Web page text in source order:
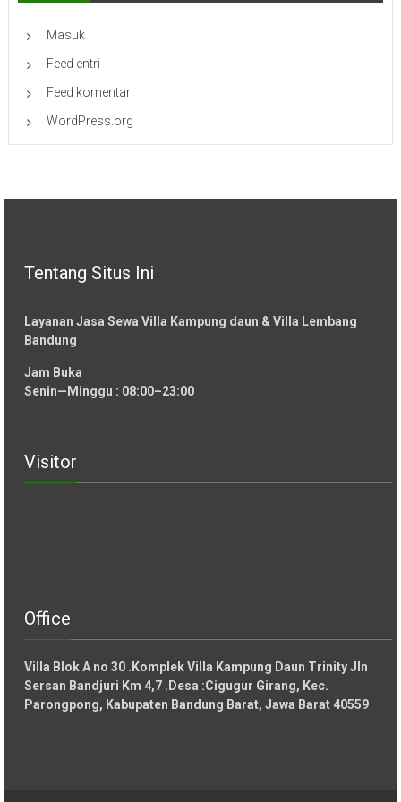
Masuk
Feed entri
Feed komentar
WordPress.org
Tentang Situs Ini
Layanan Jasa Sewa Villa Kampung daun & Villa Lembang
Bandung
Jam Buka
Senin—Minggu : 08:00–23:00
Visitor
Office
Villa Blok A no 30 .Komplek Villa Kampung Daun Trinity Jln
Sersan Bandjuri Km 4,7 .Desa :Cigugur Girang, Kec.
Parongpong, Kabupaten Bandung Barat, Jawa Barat 40559